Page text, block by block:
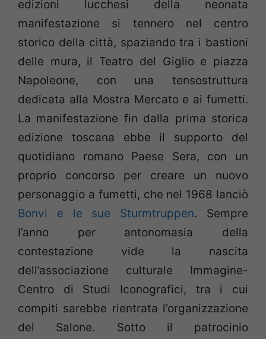
edizioni lucchesi della neonata
manifestazione si tennero nel centro
storico della città, spaziando tra i bastioni
delle mura, il Teatro del Giglio e piazza
Napoleone, con una tensostruttura
dedicata alla Mostra Mercato e ai fumetti.
La manifestazione fin dalla prima storica
edizione toscana ebbe il supporto del
quotidiano romano Paese Sera, con un
proprio concorso per creare un nuovo
personaggio a fumetti, che nel 1968 lanciò
Bonvi e le sue Sturmtruppen. Sempre
l’anno per antonomasia della
contestazione vide la nascita
dell’associazione culturale Immagine-
Centro di Studi Iconografici, tra i cui
compiti sarebbe rientrata l’organizzazione
del Salone. Sotto il patrocinio